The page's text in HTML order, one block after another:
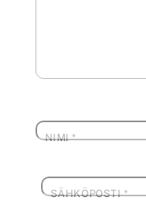
NIMI*
SÄHKÖPOSTI*